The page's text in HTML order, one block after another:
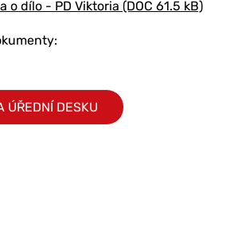
o dílo - PD Viktoria (DOC 61.5 kB)
ÚŘEDNÍ DESKU